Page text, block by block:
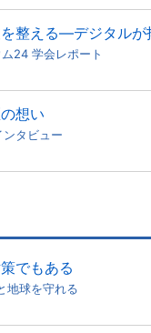
整える―デジタル
24 学会レポート
想い
タビュー
でもある
地球を守れる